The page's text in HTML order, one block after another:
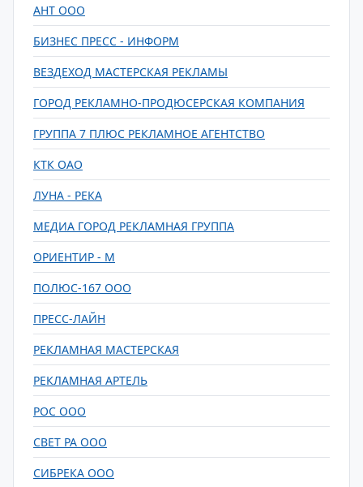
АНТ ООО
БИЗНЕС ПРЕСС - ИНФОРМ
ВЕЗДЕХОД МАСТЕРСКАЯ РЕКЛАМЫ
ГОРОД РЕКЛАМНО-ПРОДЮСЕРСКАЯ КОМПАНИЯ
ГРУППА 7 ПЛЮС РЕКЛАМНОЕ АГЕНТСТВО
КТК ОАО
ЛУНА - РЕКА
МЕДИА ГОРОД РЕКЛАМНАЯ ГРУППА
ОРИЕНТИР - М
ПОЛЮС-167 ООО
ПРЕСС-ЛАЙН
РЕКЛАМНАЯ МАСТЕРСКАЯ
РЕКЛАМНАЯ АРТЕЛЬ
РОС ООО
СВЕТ РА ООО
СИБРЕКА ООО